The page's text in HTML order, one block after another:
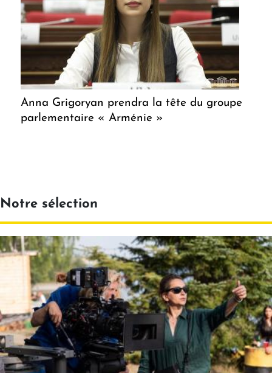
Anna Grigoryan prendra la tête du groupe
parlementaire « Arménie »
Notre sélection